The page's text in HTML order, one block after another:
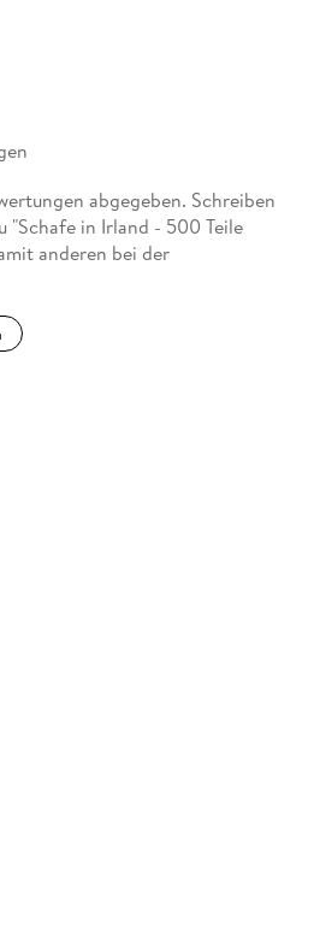
abgegeben. Schreiben
"Schafe in Irland - 500 Teile
anderen bei der